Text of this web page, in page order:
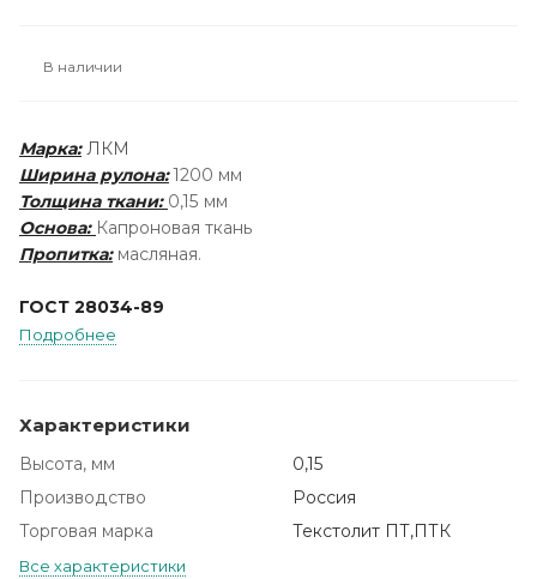
В наличии
Марка: ЛКМ
Ширина рулона: 1200 мм
Толщина ткани: 0,15 мм
Основа: Капроновая ткань
Пропитка:масляная.
ГОСТ 28034-89
Подробнее
Характеристики
Высота, мм
0,15
Производство
Россия
Торговая марка
Текстолит ПТ,ПТК
Все характеристики